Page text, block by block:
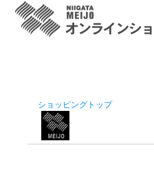
ショッピングトップ